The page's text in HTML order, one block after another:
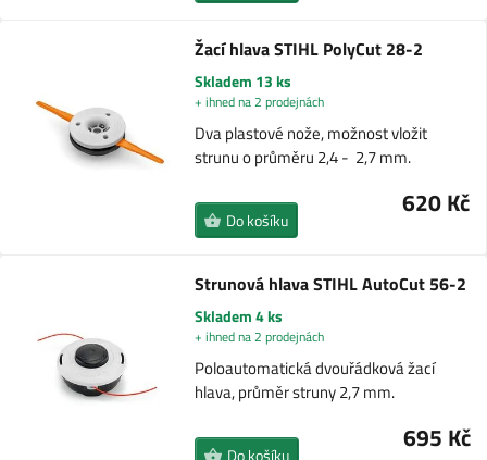
Žací hlava STIHL PolyCut 28-2
Skladem 13 ks
+ ihned na 2 prodejnách
Dva plastové nože, možnost vložit
strunu o průměru 2,4 - 2,7 mm.
620 Kč
Do košíku
Strunová hlava STIHL AutoCut 56-2
Skladem 4 ks
+ ihned na 2 prodejnách
Poloautomatická dvouřádková žací
hlava, průměr struny 2,7 mm.
695 Kč
Do košíku